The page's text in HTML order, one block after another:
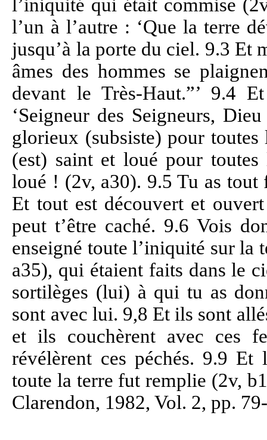
l’iniquité qui était commise
l’un à l’autre : ‘Que la terre
jusqu’à la porte du ciel. 9.3 Et
âmes des hommes se
devant le Très-Haut.”’ 9.4
‘Seigneur des Seigneurs,
glorieux (subsiste) pour
(est) saint et loué pour
loué ! (2v, a30). 9.5 Tu as
Et tout est découvert et
peut t’être caché. 9.6 Vois
enseigné toute l’iniquité sur la
a35), qui étaient faits dans le
sortilèges (lui) à qui tu as
sont avec lui. 9,8 Et ils sont
et ils couchèrent avec ces
révélèrent ces péchés. 9.9 Et
toute la terre fut remplie (2v,
Clarendon, 1982, Vol. 2, pp.